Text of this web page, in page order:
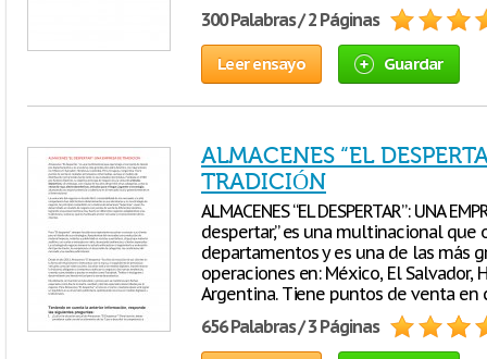
300 Palabras / 2 Páginas
Leer ensayo Guardar
ALMACENES “EL
TRADICIÓN
ALMACENES “EL DESPERTAR”: UNA
despertar,” es una multinacional
departamentos y es una de las más
operaciones en: México, El Salvador,
Argentina. Tiene puntos de venta en
656 Palabras / 3 Páginas